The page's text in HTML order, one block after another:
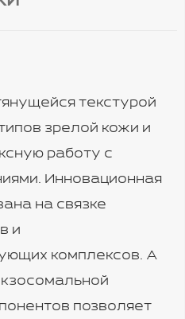
текстурой
зрелой кожи и
работу с
Инновационная
на связке
и
комплексов. А
позволяет